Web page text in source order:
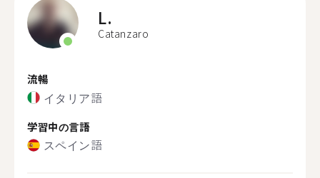
L.
Catanzaro
流暢
イタリア語
学習中の言語
スペイン語